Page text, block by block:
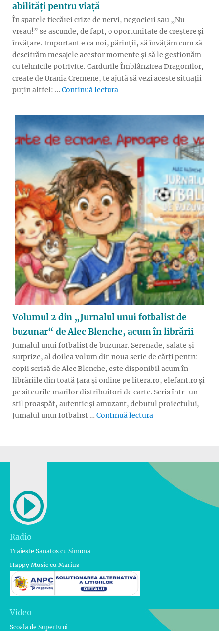
abilități pentru viață
În spatele fiecărei crize de nervi, negocieri sau „Nu
vreau!” se ascunde, de fapt, o oportunitate de creștere și
învățare. Important e ca noi, părinții, să învățăm cum să
descifrăm mesajele acestor momente și să le gestionăm
cu tehnicile potrivite. Cardurile Îmblânzirea Dragonilor,
create de Urania Cremene, te ajută să vezi aceste situații
puțin altfel: … Continuă lectura
Volumul 2 din „Jurnalul unui fotbalist de
buzunar“ de Alec Blenche, acum în librării
Jurnalul unui fotbalist de buzunar. Serenade, salate și
surprize, al doilea volum din noua serie de cărți pentru
copii scrisă de Alec Blenche, este disponibil acum în
librăriile din toată țara și online pe litera.ro, elefant.ro și
pe siteurile marilor distribuitori de carte. Scris într-un
stil proaspăt, autentic și amuzant, debutul proiectului,
Jurnalul unui fotbalist … Continuă lectura
Radio
Traieste Sanatos cu Simona
Happy Music cu Marius
Video
Scoala de SuperEroi